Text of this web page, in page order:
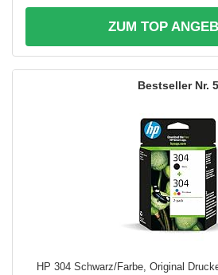
ZUM TOP
5
HP 304 Schwarz/Farbe, Original